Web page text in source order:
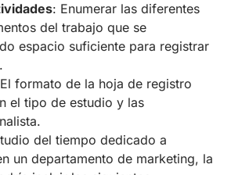
: Enumerar las diferentes
del trabajo que se
espacio suficiente para registrar
formato de la hoja de registro
el tipo de estudio y las
del tiempo dedicado a
un departamento de marketing, la